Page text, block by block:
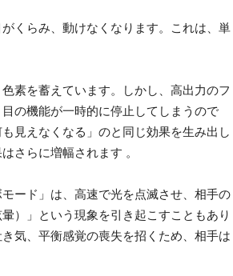
くらみ、動けなくなります。これは、単
素を蓄えています。しかし、高出力のフ
の機能が一時的に停止してしまうので
見えなくなる」のと同じ効果を生み出し
さらに増幅されます 。
ード」は、高速で光を点滅させ、相手の
）」という現象を引き起こすこともあり
気、平衡感覚の喪失を招くため、相手は